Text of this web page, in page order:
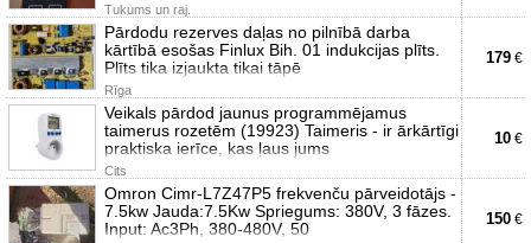
Tukums un raj.
Pārdodu rezerves daļas no pilnībā darba
kārtībā esošas Finlux Bih. 01 indukcijas plīts.
Plīts tika izjaukta tikai tāpē
Rīga
179 €
Veikals pārdod jaunus programmējamus
taimerus rozetēm (19923) Taimeris - ir ārkārtīgi
praktiska ierīce, kas ļaus jums
Cits
10 €
Omron Cimr-L7Z47P5 frekvenču pārveidotājs -
7.5kw Jauda:7.5Kw Spriegums: 380V, 3 fāzes.
Input: Ac3Ph, 380-480V, 50
150 €